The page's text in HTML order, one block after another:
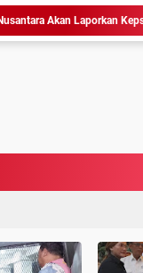
Sekolah, Rawan Korupsi